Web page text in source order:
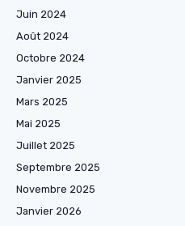
Juin 2024
Août 2024
Octobre 2024
Janvier 2025
Mars 2025
Mai 2025
Juillet 2025
Septembre 2025
Novembre 2025
Janvier 2026